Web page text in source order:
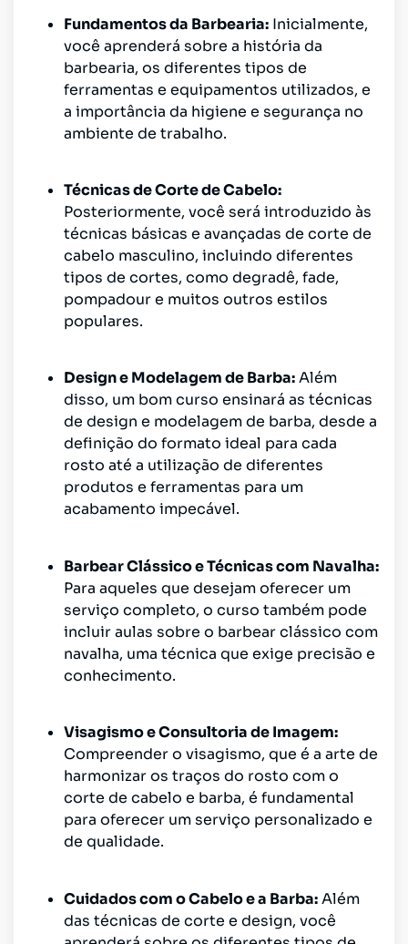
Fundamentos da Barbearia: Inicialmente,
você aprenderá sobre a história da
barbearia, os diferentes tipos de
ferramentas e equipamentos utilizados, e
a importância da higiene e segurança no
ambiente de trabalho.
Técnicas de Corte de Cabelo:
Posteriormente, você será introduzido às
técnicas básicas e avançadas de corte de
cabelo masculino, incluindo diferentes
tipos de cortes, como degradê, fade,
pompadour e muitos outros estilos
populares.
Design e Modelagem de Barba:Além
disso, um bom curso ensinará as técnicas
de design e modelagem de barba, desde a
definição do formato ideal para cada
rosto até a utilização de diferentes
produtos e ferramentas para um
acabamento impecável.
Barbear Clássico e Técnicas com Navalha:
Para aqueles que desejam oferecer um
serviço completo, o curso também pode
incluir aulas sobre o barbear clássico com
navalha, uma técnica que exige precisão e
conhecimento.
Visagismo e Consultoria de Imagem:
Compreender o visagismo, que é a arte de
harmonizar os traços do rosto com o
corte de cabelo e barba, é fundamental
para oferecer um serviço personalizado e
de qualidade.
Cuidados com o Cabelo e a Barba:Além
das técnicas de corte e design, você